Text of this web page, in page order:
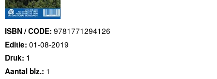
ISBN / CODE: 9781771294126
Editie: 01-08-2019
Druk: 1
Aantal blz.: 1